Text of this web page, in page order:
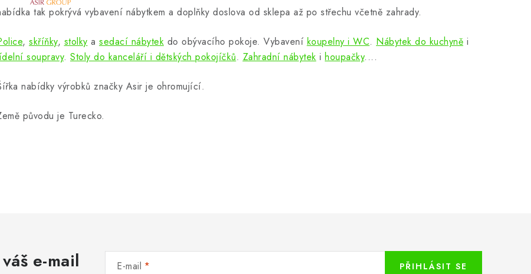
tak pokrývá vybavení nábytkem a doplňky doslova od sklepa až po střechu včetně zahrady.
, skříňky, stolky a sedací nábytek do obývacího pokoje. Vybavení koupelny i WC. Nábytek do kuchyně i
soupravy. Stoly do kanceláří i dětských pokojíčků. Zahradní nábytek i houpačky....
nabídky výrobků značky Asir je ohromující.
původu je Turecko.
e-mail E-mail PŘIHLÁSIT SE